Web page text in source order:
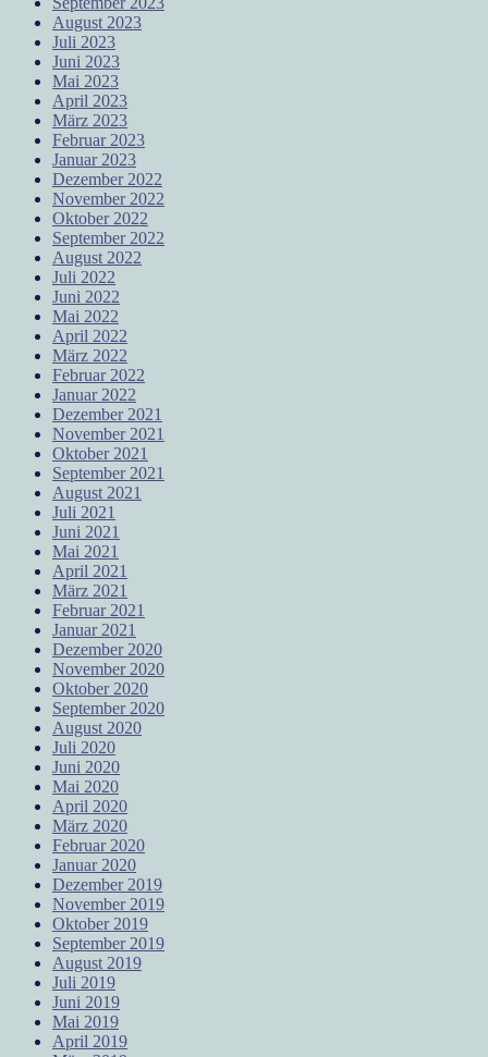
August 2023
Juli 2023
Juni 2023
Mai 2023
April 2023
März 2023
Februar 2023
Januar 2023
Dezember 2022
November 2022
Oktober 2022
September 2022
August 2022
Juli 2022
Juni 2022
Mai 2022
April 2022
März 2022
Februar 2022
Januar 2022
Dezember 2021
November 2021
Oktober 2021
September 2021
August 2021
Juli 2021
Juni 2021
Mai 2021
April 2021
März 2021
Februar 2021
Januar 2021
Dezember 2020
November 2020
Oktober 2020
September 2020
August 2020
Juli 2020
Juni 2020
Mai 2020
April 2020
März 2020
Februar 2020
Januar 2020
Dezember 2019
November 2019
Oktober 2019
September 2019
August 2019
Juli 2019
Juni 2019
Mai 2019
April 2019